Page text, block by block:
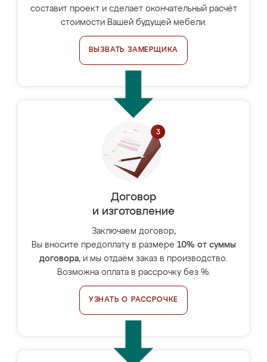
составит проект и сделает окончательный расчёт
стоимости Вашей будущей мебели.
ВЫЗВАТЬ ЗАМЕРЩИКА
Договор
и изготовление
Заключаем договор,
Вы вносите предоплату в размере 10% от суммы
договора, и мы отдаём заказ в производство.
Возможна оплата в рассрочку без %.
УЗНАТЬ О РАССРОЧКЕ